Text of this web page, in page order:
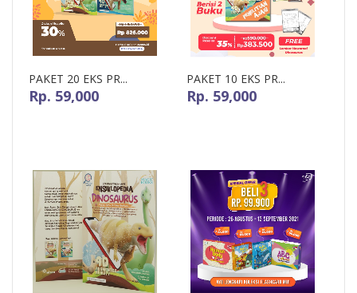
PAKET 20 EKS PR...
Rp. 59,000
PAKET 10 EKS PR...
Rp. 59,000